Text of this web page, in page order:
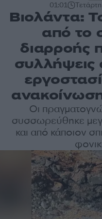
01:01
Βιολάντα:
από το
διαρροής
συλλήψεις
ανακοίνωση
Οι
συσσωρεύθηκε
και από κάποιον